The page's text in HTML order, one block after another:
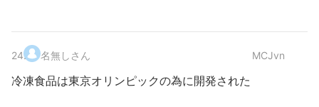
24. 名無しさん MCJvn
冷凍食品は東京オリンピックの為に開発された